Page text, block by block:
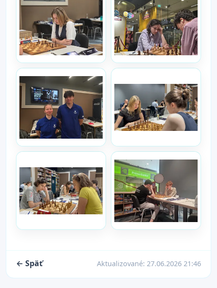
← Späť Aktualizované: 27.06.2026 21:46